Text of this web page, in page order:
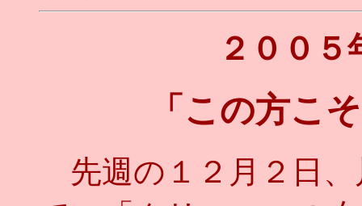
２００
「この方こ
先週の１２月２日